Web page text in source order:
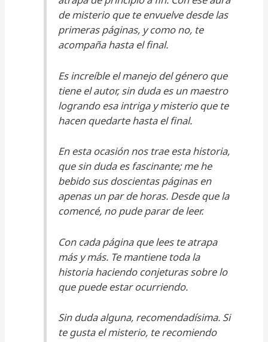
de misterio que te envuelve desde las
primeras páginas, y como no, te
acompaña hasta el final.
Es increíble el manejo del género que
tiene el autor, sin duda es un maestro
logrando esa intriga y misterio que te
hacen quedarte hasta el final.
En esta ocasión nos trae esta historia,
que sin duda es fascinante; me he
bebido sus doscientas páginas en
apenas un par de horas. Desde que la
comencé, no pude parar de leer.
Con cada página que lees te atrapa
más y más. Te mantiene toda la
historia haciendo conjeturas sobre lo
que puede estar ocurriendo.
Sin duda alguna, recomendadísima. Si
te gusta el misterio, te recomiendo